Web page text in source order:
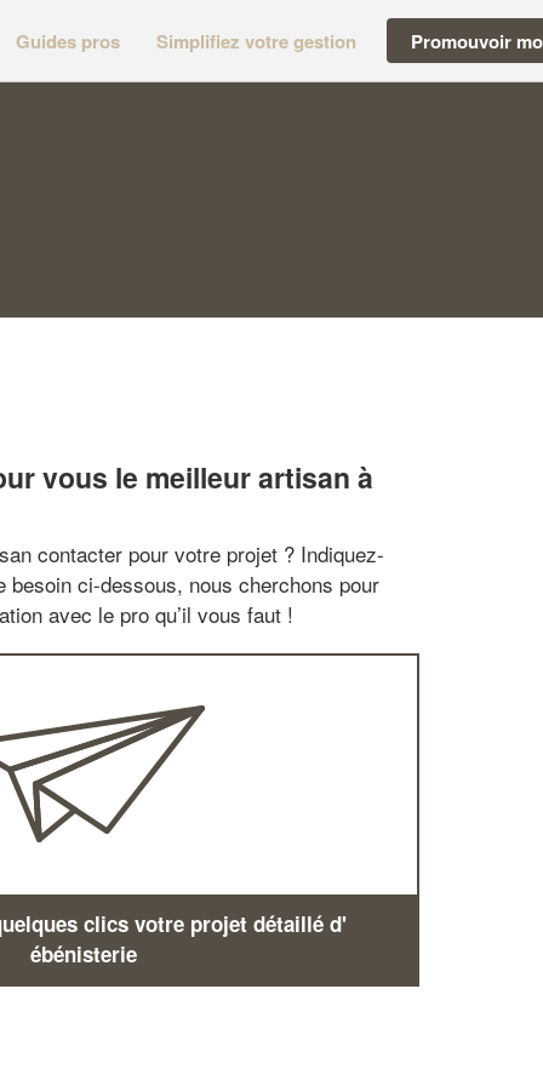
Guides pros Simplifiez votre gestion Promouvoir
vous le meilleur artisan à
contacter pour votre projet ? Indiquez-
besoin ci-dessous, nous cherchons pour
avec le pro qu’il vous faut !
clics votre projet détaillé d'
ébénisterie